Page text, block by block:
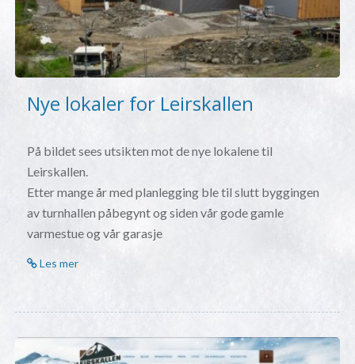
Nye lokaler for Leirskallen
På bildet sees utsikten mot de nye lokalene til
Leirskallen.
Etter mange år med planlegging ble til slutt byggingen
av turnhallen påbegynt og siden vår gode gamle
varmestue og vår garasje
Les mer